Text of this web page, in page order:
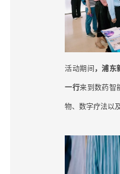
活动期间，浦东
一行来到数药智
物、数字疗法以